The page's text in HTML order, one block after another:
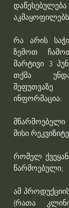
რა არის
ზემოთ
მარტივი 3
თქმა
ინფორმაცია:
მისი
რომელ
წარმოებული;
ამ
(რათა